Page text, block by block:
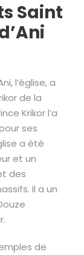
Saint
l’église, a
de la
Krikor l’a
ses
a été
et un
des
Il a un
de